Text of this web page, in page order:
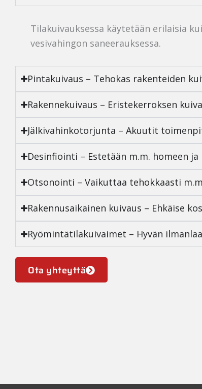
Tilakuivauksessa käytetään erilaisia
vesivahingon saneerauksessa.
Pintakuivaus – Tehokas rakenteiden
Rakennekuivaus – Eristekerroksen
Jälkivahinkotorjunta – Akuutit
Desinfiointi – Estetään m.m. homeen
Otsonointi – Vaikuttaa tehokkaasti
Rakennusaikainen kuivaus – Ehkäise
Ryömintätilakuivaimet – Hyvän
Ota yhteyttä